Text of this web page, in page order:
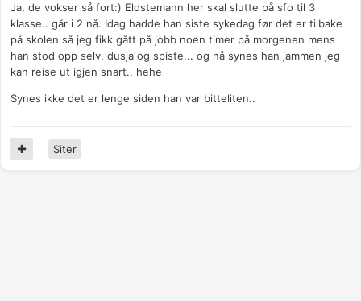
Ja, de vokser så fort:) Eldstemann her skal slutte på sfo til 3
klasse.. går i 2 nå. Idag hadde han siste sykedag før det er tilbake
på skolen så jeg fikk gått på jobb noen timer på morgenen mens
han stod opp selv, dusja og spiste... og nå synes han jammen jeg
kan reise ut igjen snart.. hehe
Synes ikke det er lenge siden han var bitteliten..
Siter